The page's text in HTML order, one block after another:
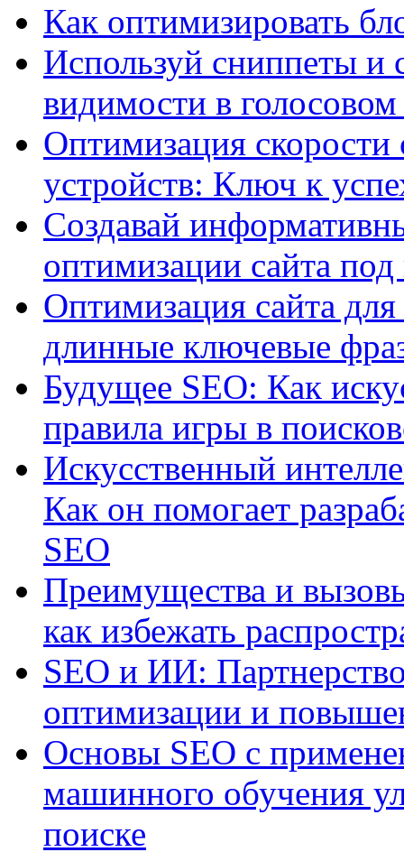
Как оптимизировать
Используй сниппеты и
видимости в
Оптимизация
устройств: Ключ к
Создавай
оптимизации сайта
Оптимизация сайта
длинные ключевые
Будущее SEO: Как
правила игры в
Искусственный
Как он помогает
SEO
Преимущества и
как избежать
SEO и ИИ:
оптимизации и
Основы SEO с
машинного обучения
поиске